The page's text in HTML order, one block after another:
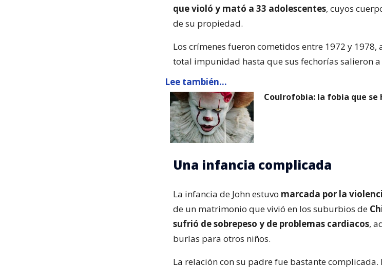
que violó y mató a 33 adolescentes, cuyos
de su propiedad.
Los crímenes fueron cometidos entre 1972 y 1978,
total impunidad hasta que sus fechorías salieron a
Lee también...
Coulrofobia: la fobia que se
Una infancia complicada
La infancia de John estuvo marcada por la
de un matrimonio que vivió en los suburbios de
sufrió de sobrepeso y de problemas cardiacos,
burlas para otros niños.
La relación con su padre fue bastante complicada.